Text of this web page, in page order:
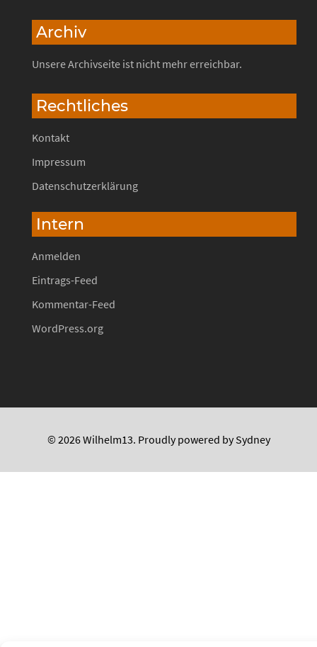
Archiv
Unsere Archivseite ist nicht mehr erreichbar.
Rechtliches
Kontakt
Impressum
Datenschutzerklärung
Intern
Anmelden
Eintrags-Feed
Kommentar-Feed
WordPress.org
© 2026 Wilhelm13. Proudly powered bySydney